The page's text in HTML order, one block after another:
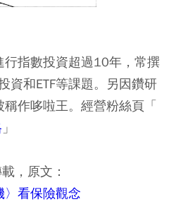
行指數投資超過10年，常撰
資和ETF等課題。另因鑽研
稱作哆啦王。經營粉絲頁「
」
，原文：
〉看保險觀念